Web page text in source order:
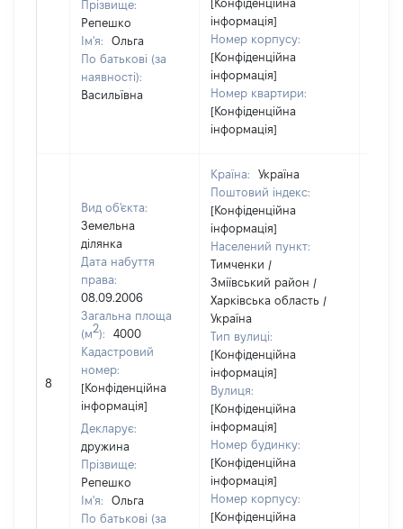
Прізвище:
Репешко
Ім'я:
Ольга
По батькові (за
наявності):
Васильївна
[Конфіденційна
інформація]
Номер корпусу:
[Конфіденційна
інформація]
Номер квартири:
[Конфіденційна
інформація]
8
Вид об'єкта:
Земельна
ділянка
Дата набуття
права:
08.09.2006
Загальна площа
(м2):
4000
Кадастровий
номер:
[Конфіденційна
інформація]
Декларує:
дружина
Прізвище:
Репешко
Ім'я:
Ольга
По батькові (за
Країна:
Україна
Поштовий індекс:
[Конфіденційна
інформація]
Населений пункт:
Тимченки /
Зміївський район /
Харківська область /
Україна
Тип вулиці:
[Конфіденційна
інформація]
Вулиця:
[Конфіденційна
інформація]
Номер будинку:
[Конфіденційна
інформація]
Номер корпусу:
[Конфіденційна